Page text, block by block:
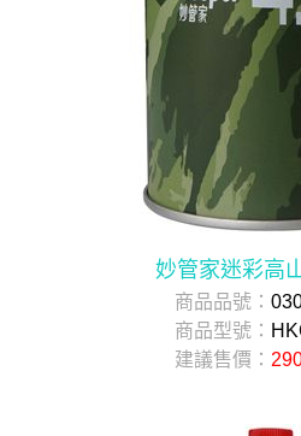
妙管家迷彩高
商品品號：
商品型號：
建議售價：